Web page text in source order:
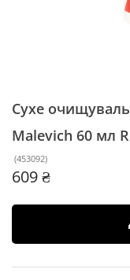
Сухе
Malevich 60 мл
(453092)
609 ₴